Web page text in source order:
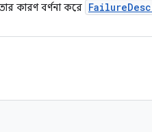
কারণ বর্ণনা করে Failure